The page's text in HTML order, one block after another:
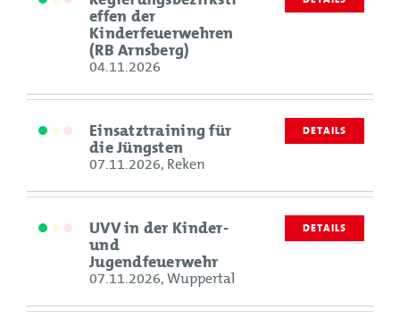
effen der
Kinderfeuerwehren
(RB Arnsberg)
04.11.2026
Einsatztraining für
die Jüngsten
07.11.2026, Reken
DETAILS
UVV in der Kinder-
und
Jugendfeuerwehr
07.11.2026, Wuppertal
DETAILS